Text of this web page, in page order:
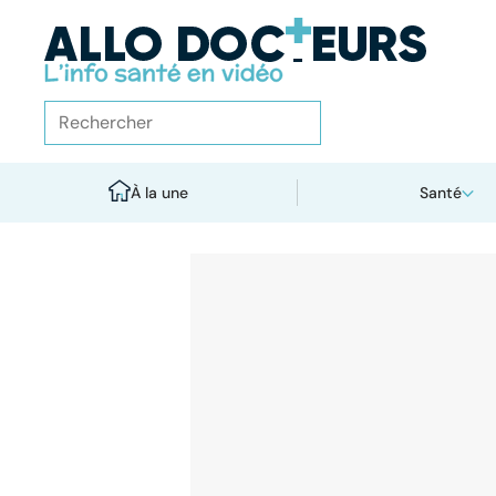
À la une Santé